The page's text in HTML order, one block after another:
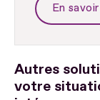
En
Autres
votre